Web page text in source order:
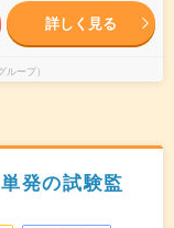
詳しく見る
ープ）
発の試験監